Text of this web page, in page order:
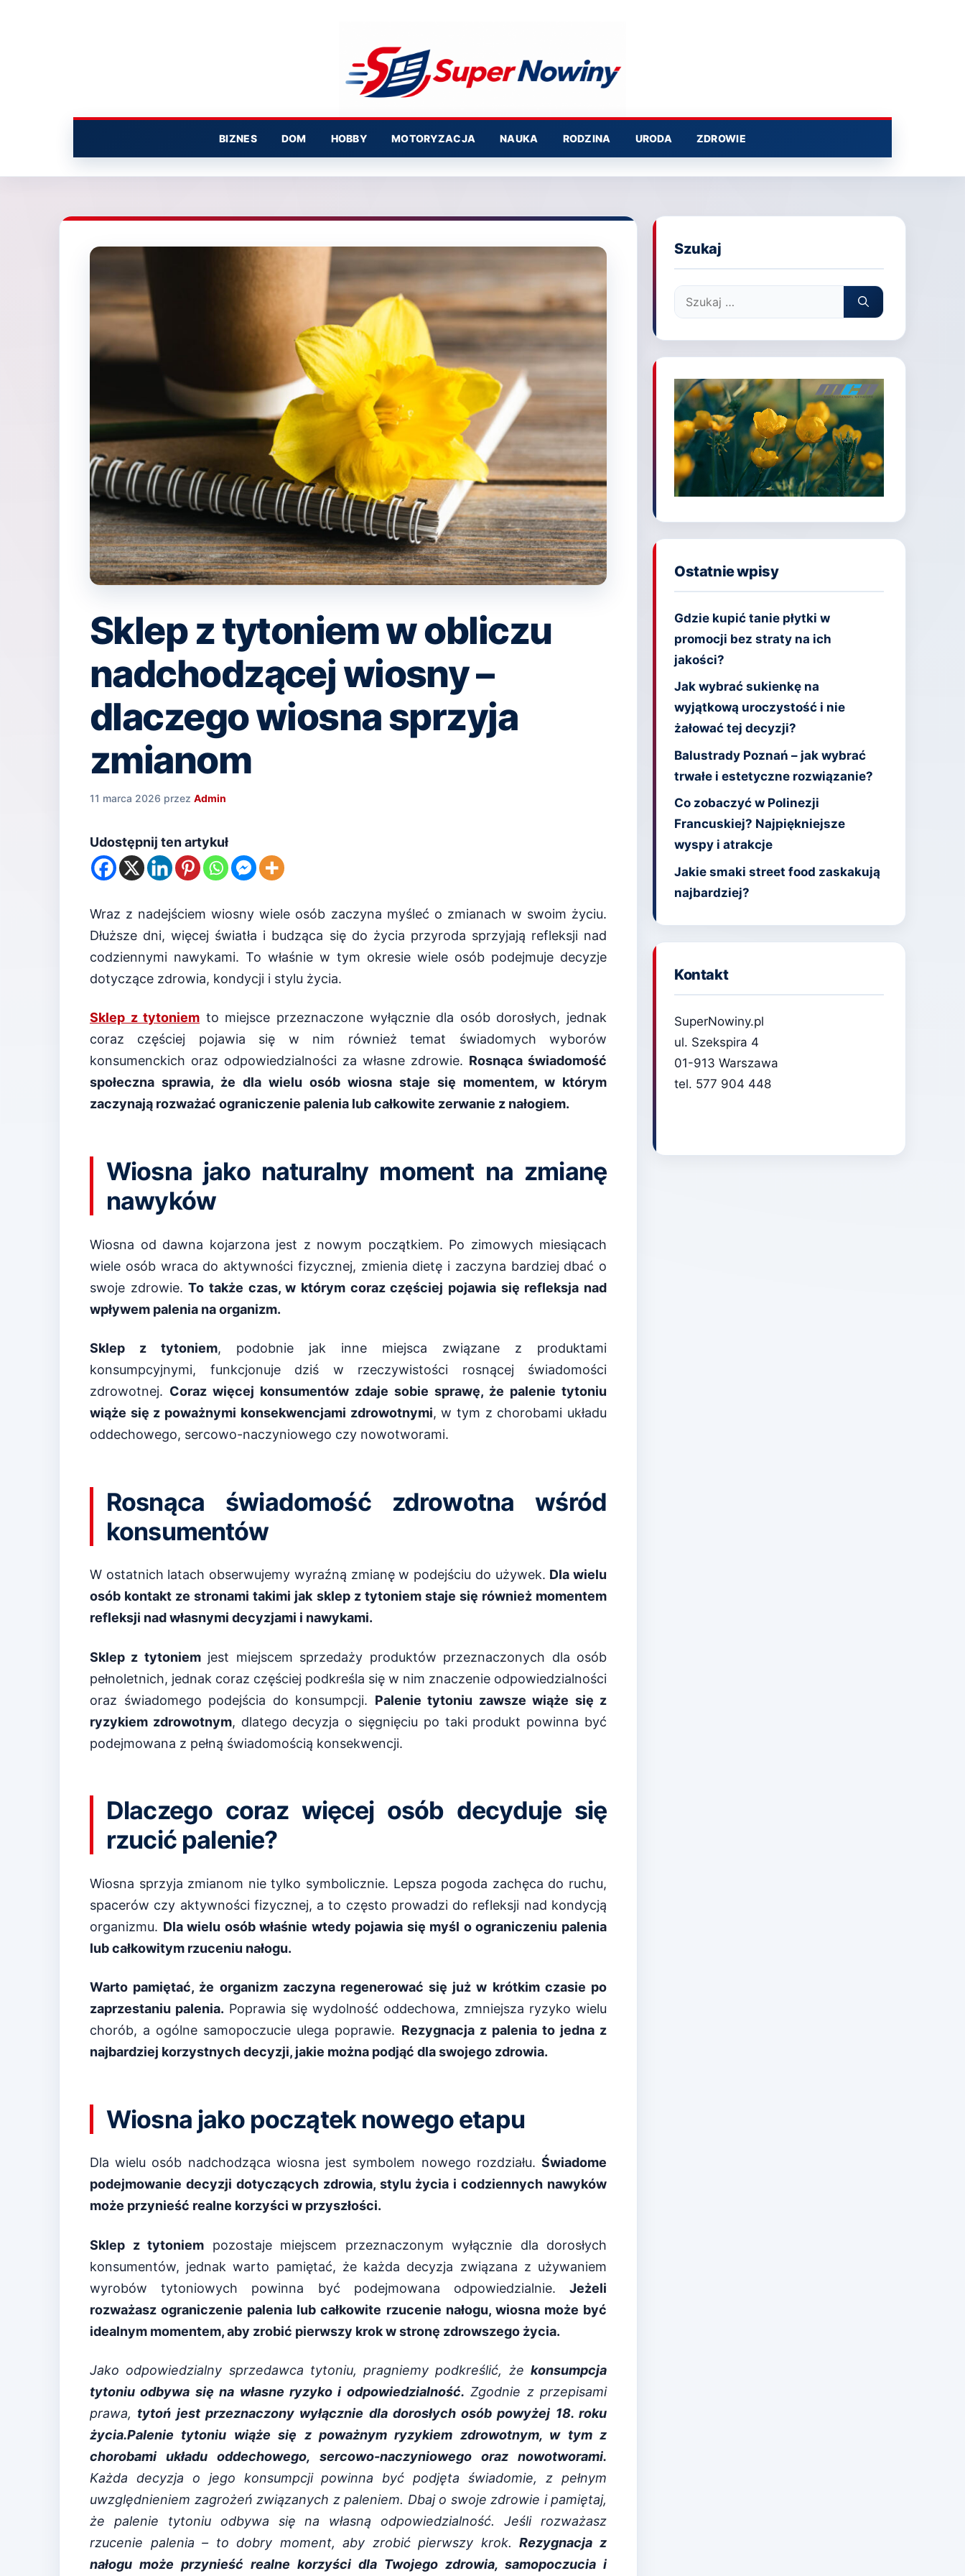
BIZNES DOM HOBBY MOTORYZACJA NAUKA RODZINA URODA ZDROWIE
Sklep z tytoniem w obliczu
nadchodzącej wiosny –
dlaczego wiosna sprzyja
zmianom
11 marca 2026 przez Admin
Udostępnij ten artykuł
Wraz z nadejściem wiosny wiele osób zaczyna myśleć o zmianach w swoim życiu.
Dłuższe dni, więcej światła i budząca się do życia przyroda sprzyjają refleksji nad
codziennymi nawykami. To właśnie w tym okresie wiele osób podejmuje decyzje
dotyczące zdrowia, kondycji i stylu życia.
Sklep z tytoniem to miejsce przeznaczone wyłącznie dla osób dorosłych, jednak
coraz częściej pojawia się w nim również temat świadomych wyborów
konsumenckich oraz odpowiedzialności za własne zdrowie. Rosnąca świadomość
społeczna sprawia, że dla wielu osób wiosna staje się momentem, w którym
zaczynają rozważać ograniczenie palenia lub całkowite zerwanie z nałogiem.
Wiosna jako naturalny moment na zmianę
nawyków
Wiosna od dawna kojarzona jest z nowym początkiem. Po zimowych miesiącach
wiele osób wraca do aktywności fizycznej, zmienia dietę i zaczyna bardziej dbać o
swoje zdrowie.To także czas, w którym coraz częściej pojawia się refleksja nad
wpływem palenia na organizm.
Sklep z tytoniem, podobnie jak inne miejsca związane z produktami
konsumpcyjnymi, funkcjonuje dziś w rzeczywistości rosnącej świadomości
zdrowotnej. Coraz więcej konsumentów zdaje sobie sprawę, że palenie tytoniu
wiąże się z poważnymi konsekwencjami zdrowotnymi, w tym z chorobami układu
oddechowego, sercowo-naczyniowego czy nowotworami.
Rosnąca świadomość zdrowotna wśród
konsumentów
W ostatnich latach obserwujemy wyraźną zmianę w podejściu do używek. Dla wielu
osób kontakt ze stronami takimi jak sklep z tytoniem staje się również momentem
refleksji nad własnymi decyzjami i nawykami.
Sklep z tytoniemjest miejscem sprzedaży produktów przeznaczonych dla osób
pełnoletnich, jednak coraz częściej podkreśla się w nim znaczenie odpowiedzialności
oraz świadomego podejścia do konsumpcji. Palenie tytoniu zawsze wiąże się z
ryzykiem zdrowotnym, dlatego decyzja o sięgnięciu po taki produkt powinna być
podejmowana z pełną świadomością konsekwencji.
Dlaczego coraz więcej osób decyduje się
rzucić palenie?
Wiosna sprzyja zmianom nie tylko symbolicznie. Lepsza pogoda zachęca do ruchu,
spacerów czy aktywności fizycznej, a to często prowadzi do refleksji nad kondycją
organizmu. Dla wielu osób właśnie wtedy pojawia się myśl o ograniczeniu palenia
lub całkowitym rzuceniu nałogu.
Warto pamiętać, że organizm zaczyna regenerować się już w krótkim czasie po
zaprzestaniu palenia. Poprawia się wydolność oddechowa, zmniejsza ryzyko wielu
chorób, a ogólne samopoczucie ulega poprawie. Rezygnacja z palenia to jedna z
najbardziej korzystnych decyzji, jakie można podjąć dla swojego zdrowia.
Wiosna jako początek nowego etapu
Dla wielu osób nadchodząca wiosna jest symbolem nowego rozdziału. Świadome
podejmowanie decyzji dotyczących zdrowia, stylu życia i codziennych nawyków
może przynieść realne korzyści w przyszłości.
Sklep z tytoniem pozostaje miejscem przeznaczonym wyłącznie dla dorosłych
konsumentów, jednak warto pamiętać, że każda decyzja związana z używaniem
wyrobów tytoniowych powinna być podejmowana odpowiedzialnie. Jeżeli
rozważasz ograniczenie palenia lub całkowite rzucenie nałogu, wiosna może być
idealnym momentem, aby zrobić pierwszy krok w stronę zdrowszego życia.
Jako odpowiedzialny sprzedawca tytoniu, pragniemy podkreślić, że konsumpcja
tytoniu odbywa się na własne ryzyko i odpowiedzialność. Zgodnie z przepisami
prawa, tytoń jest przeznaczony wyłącznie dla dorosłych osób powyżej 18. roku
życia.Palenie tytoniu wiąże się z poważnym ryzykiem zdrowotnym, w tym z
chorobami układu oddechowego, sercowo-naczyniowego oraz nowotworami.
Każda decyzja o jego konsumpcji powinna być podjęta świadomie, z pełnym
uwzględnieniem zagrożeń związanych z paleniem. Dbaj o swoje zdrowie i pamiętaj,
że palenie tytoniu odbywa się na własną odpowiedzialność. Jeśli rozważasz
rzucenie palenia – to dobry moment, aby zrobić pierwszy krok.Rezygnacja z
nałogu może przynieść realne korzyści dla Twojego zdrowia, samopoczucia i
Szukaj
Szukaj:
Ostatnie wpisy
Gdzie kupić tanie płytki w
promocji bez straty na ich
jakości?
Jak wybrać sukienkę na
wyjątkową uroczystość i nie
żałować tej decyzji?
Balustrady Poznań – jak wybrać
trwałe i estetyczne rozwiązanie?
Co zobaczyć w Polinezji
Francuskiej? Najpiękniejsze
wyspy i atrakcje
Jakie smaki street food zaskakują
najbardziej?
Kontakt
SuperNowiny.pl
ul. Szekspira 4
01-913 Warszawa
tel. 577 904 448